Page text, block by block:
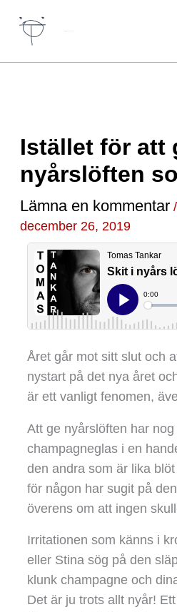
innehåll
Istället för att
nyårslöften
Lämna en kommentar
december 26, 2019
Året går mot sitt slut och
nystart på det nya året
är ett vanligt fenomen,
Att ge nyårslöften har
champagneglas i en
den andra som är lika
för någon har sugit på
överens om att ingen
Irritationen som känns i
eller Stina sög på den
klunk champagne och
Det är ju trots allt nyår!